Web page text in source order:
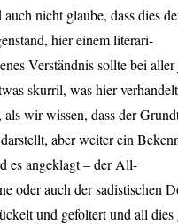
nicht glaube, dass dies
hier einem literari-
Verständnis sollte bei
skurril, was hier
wir wissen, dass der
aber weiter ein
es angeklagt – der All-
oder auch der sadistischen
und gefoltert und all